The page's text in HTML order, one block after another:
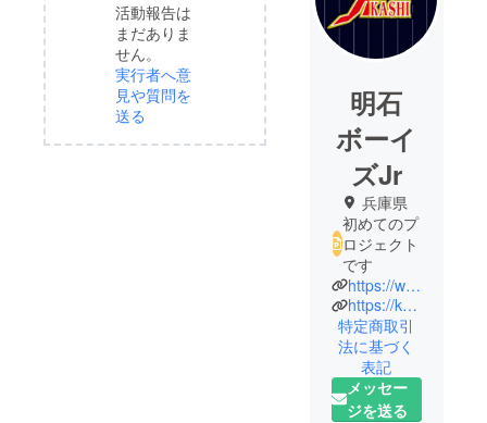
活動報告は
まだありま
せん。
実行者へ意
見や質問を
送る
明石
ボーイ
ズJr
兵庫県
初めてのプ
ロジェクト
です
https://www.instagram.com/akashiboys_jr
https://kgn1.co.jp/ab_jr.html
特定商取引
法に基づく
表記
メッセー
ジを送る